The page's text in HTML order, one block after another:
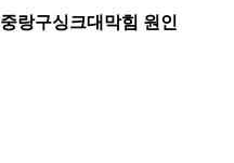
랑구싱크대막힘 원인